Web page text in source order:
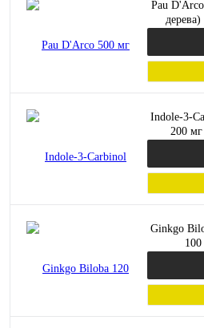
Pau
Indole-3-
200
Ginkgo